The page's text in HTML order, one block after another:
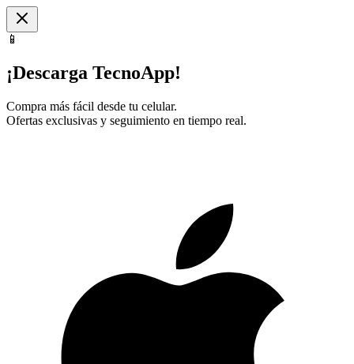
📱
¡Descarga TecnoApp!
Compra más fácil desde tu celular.
Ofertas exclusivas y seguimiento en tiempo real.